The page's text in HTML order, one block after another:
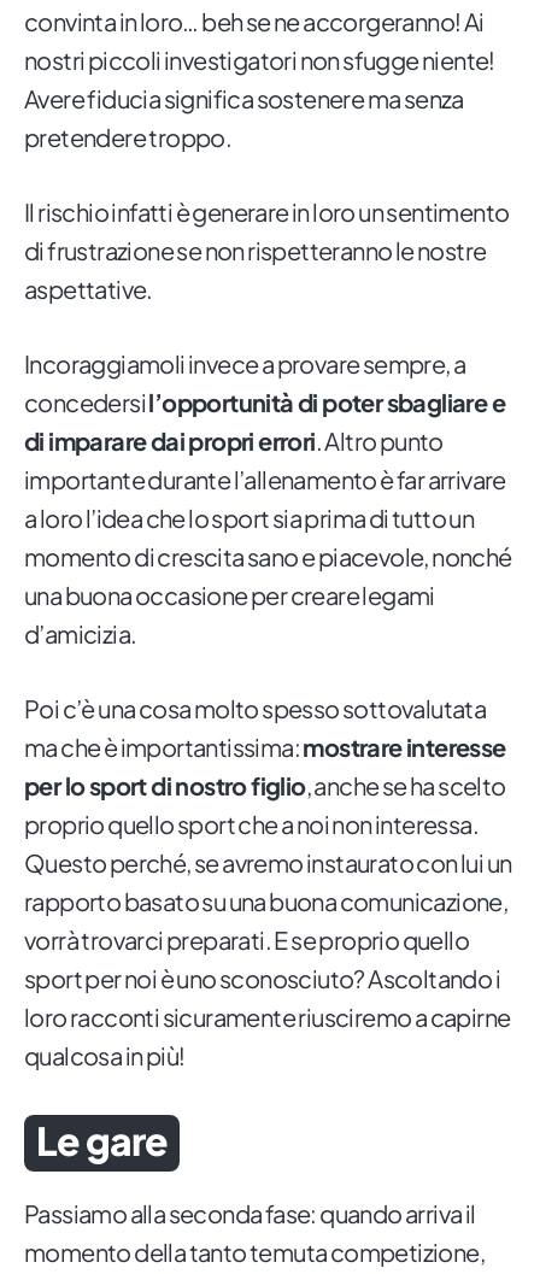
convinta in loro… beh se ne accorgeranno! Ai
nostri piccoli investigatori non sfugge niente!
Avere fiducia significa sostenere ma senza
pretendere troppo.
Il rischio infatti è generare in loro un sentimento
di frustrazione se non rispetteranno le nostre
aspettative.
Incoraggiamoli invece a provare sempre, a
concedersil’opportunità di poter sbagliare e
di imparare dai propri errori. Altro punto
importante durante l’allenamento è far arrivare
a loro l’idea che lo sport sia prima di tutto un
momento di crescita sano e piacevole, nonché
una buona occasione per creare legami
d’amicizia.
Poi c’è una cosa molto spesso sottovalutata
ma che è importantissima:mostrare interesse
per lo sport di nostro figlio, anche se ha scelto
proprio quello sport che a noi non interessa.
Questo perché, se avremo instaurato con lui un
rapporto basato su una buona comunicazione,
vorrà trovarci preparati. E se proprio quello
sport per noi è uno sconosciuto? Ascoltando i
loro racconti sicuramente riusciremo a capirne
qualcosa in più!
Le gare
Passiamo alla seconda fase: quando arriva il
momento della tanto temuta competizione,